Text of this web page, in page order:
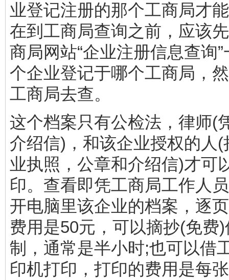
业登记注册的那个工商局才
在到工商局查询之前，应该
商局网站“企业注册信息查询
个企业登记于哪个工商局，
工商局去查。
这个档案只有公检法，律师(
介绍信)，和该企业授权的人(
业执照，公章和介绍信)才可
印。查看即凭工商局工作人
开电脑里该企业的档案，逐
费用是50元，可以摘抄(免费
制，通常是半小时;也可以借
印机打印，打印的费用是每